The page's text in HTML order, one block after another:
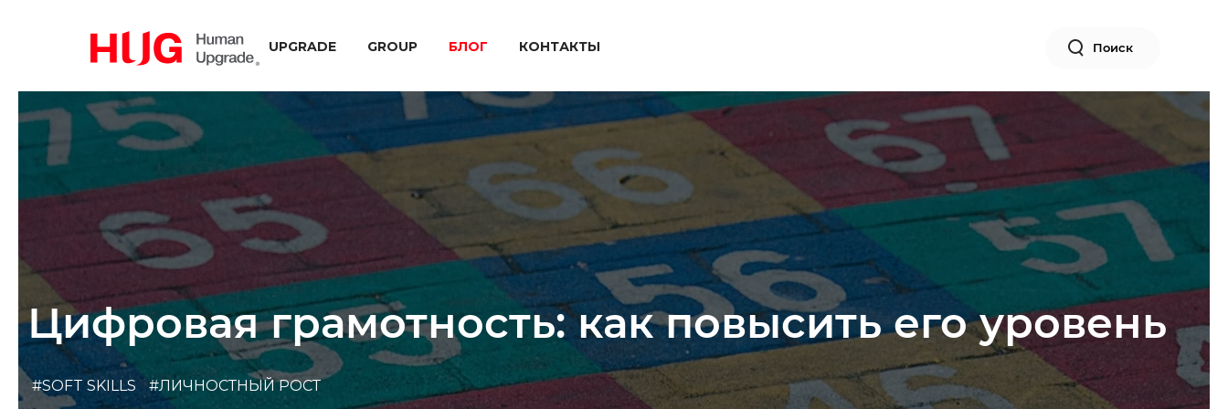
UPGRADE GROUP БЛОГ КОНТАКТЫ Поиск
Цифровая грамотность: как повысить его уровень
#SOFT SKILLS #ЛИЧНОСТНЫЙ РОСТ